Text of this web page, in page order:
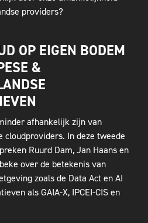
providers?
OP EIGEN BODEM
&
afhankelijk zijn van
cloudproviders. In deze tweede
Ruurd Dam, Jan Haans en
over de betekenis van
zoals de Data Act en AI
als GAIA-X, IPCEI-CIS en